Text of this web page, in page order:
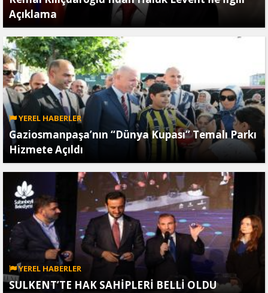
Açıklama
YEREL HABERLER
Gaziosmanpaşa’nın “Dünya Kupası” Temalı Parkı
Hizmete Açıldı
YEREL HABERLER
SULKENT’TE HAK SAHİPLERİ BELLİ OLDU